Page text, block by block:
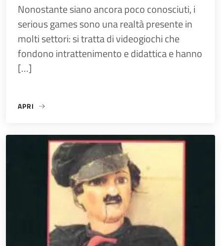
Nonostante siano ancora poco conosciuti, i
serious games sono una realtà presente in
molti settori: si tratta di videogiochi che
fondono intrattenimento e didattica e hanno
[…]
APRI
«#MUSEOPOP/ IL MUSEO ENTRA NEI VIDEOGIOCHI CON